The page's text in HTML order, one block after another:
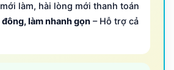
làm, hài lòng mới thanh toán
làm nhanh gọn – Hỗ trợ cả